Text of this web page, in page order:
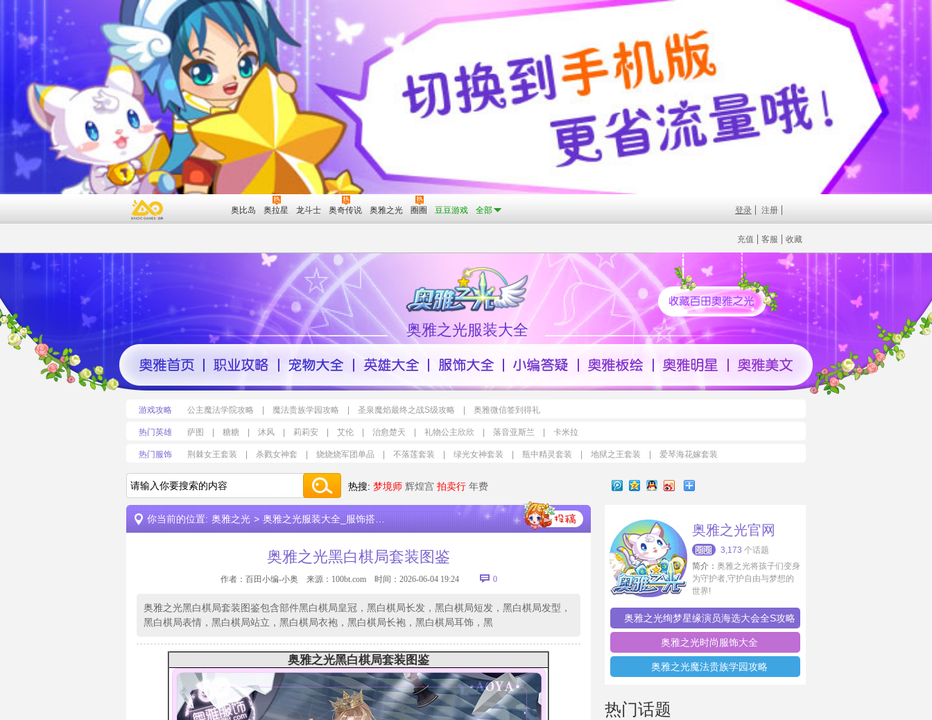
奥比岛 奥拉星 龙斗士 奥奇传说 奥雅之光 圈圈 豆豆游戏 全部 登录 注册
充值 客服 收藏
奥雅之光服装大全
游戏攻略 公主魔法学院攻略 魔法贵族学园攻略 圣泉魔焰最终之战S级攻略 奥雅微信签到得礼
热门英雄 萨图 糖糖 沐风 莉莉安 艾伦 治愈楚天 礼物公主欣欣 落音亚斯兰 卡米拉
热门服饰 荆棘女王套装 杀戮女神套 烧烧烧军团单品 不落莲套装 绿光女神套装 瓶中精灵套装 地狱之王套装 爱琴海花嫁套装
热搜: 梦境师 辉煌宫 拍卖行 年费
你当前的位置: 奥雅之光 > 奥雅之光服装大全_服饰搭配设计 奥雅之光黑白棋局套装图鉴
奥雅之光黑白棋局套装图鉴
作者：百田小编-小奥 来源： 100bt.com时间：2026-06-04 19:24 0
奥雅之光黑白棋局套装图鉴包含部件黑白棋局皇冠，黑白棋局长发，黑白棋局短发，黑白棋局发型，
黑白棋局表情，黑白棋局站立，黑白棋局衣袍，黑白棋局长袍，黑白棋局耳饰，黑
奥雅之光黑白棋局套装图鉴
奥雅之光官网
3,173 个话题
简介： 奥雅之光将孩子们变身
为守护者,守护自由与梦想的
世界!
奥雅之光绚梦星缘演员海选大会全S攻略
奥雅之光时尚服饰大全
奥雅之光魔法贵族学园攻略
热门话题